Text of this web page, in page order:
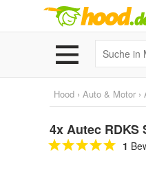
Hood › Auto & Motor ›
4x Autec RDKS
1